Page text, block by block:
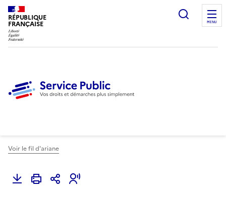
RÉPUBLIQUE
FRANÇAISE
Ouvrir
MENU
Voir le fil d'ariane